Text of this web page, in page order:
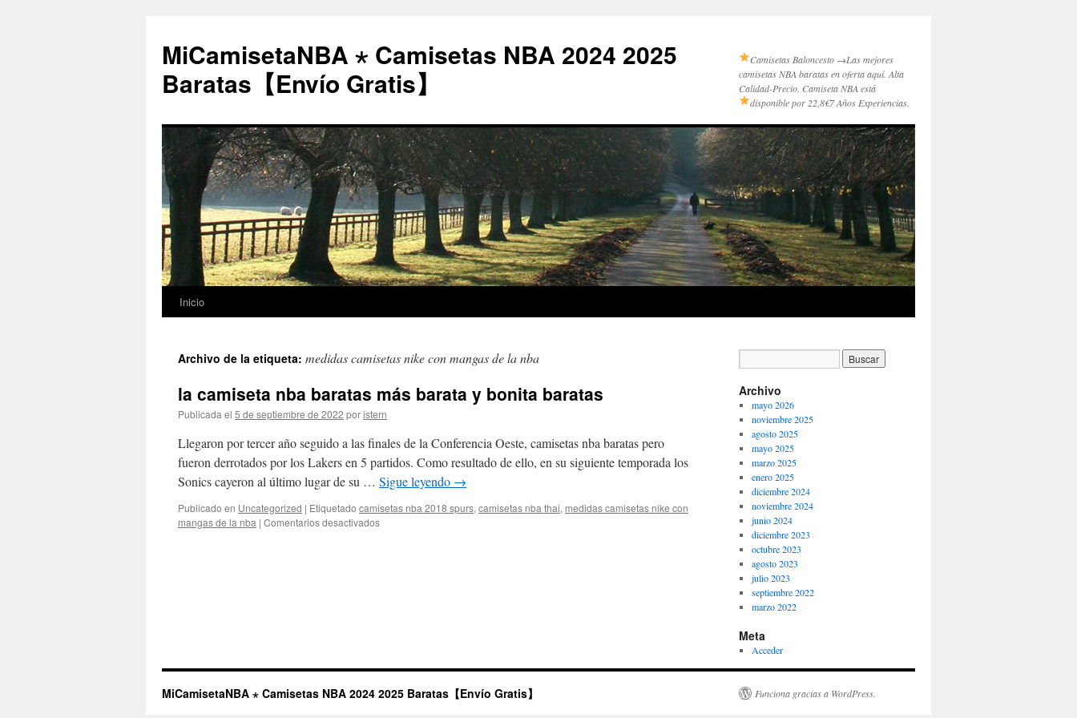
MiCamisetaNBA ⋆ Camisetas NBA 2024 2025
Baratas【Envío Gratis】
Camisetas Baloncesto →Las mejores
camisetas NBA baratas en oferta aquí. Alta
Calidad-Precio. Camiseta NBA está
disponible por 22,8€7 Años Experiencias.
Saltar
contenido
Inicio
Archivo de la etiqueta: medidas camisetas nike con mangas de la nba
la camiseta nba baratas más barata y bonita baratas
Publicada el 5 de septiembre de 2022 poristern
Llegaron por tercer año seguido a las finales de la Conferencia Oeste, camisetas nba baratas pero
fueron derrotados por los Lakers en 5 partidos. Como resultado de ello, en su siguiente temporada los
Sonics cayeron al último lugar de su … Sigue leyendo →
Publicado en Uncategorized | Etiquetado camisetas nba 2018 spurs, camisetas nba thai, medidas camisetas nike con
mangas de la nba | Comentarios desactivadosen
Archivo
mayo 2026
noviembre 2025
agosto 2025
mayo 2025
marzo 2025
enero 2025
diciembre 2024
noviembre 2024
junio 2024
diciembre 2023
octubre 2023
agosto 2023
julio 2023
septiembre 2022
marzo 2022
Meta
Acceder
MiCamisetaNBA ⋆ Camisetas NBA 2024 2025 Baratas【Envío Gratis】 Funciona gracias a WordPress.